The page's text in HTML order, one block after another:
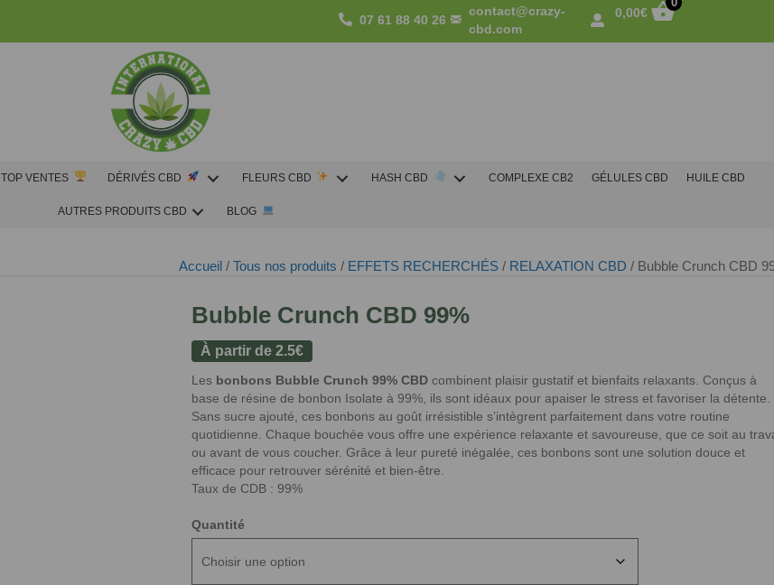
07 61 88 40 26
contact@crazy-
cbd.com
0,00€
TOP VENTES DÉRIVÉS CBD FLEURS CBD HASH CBD COMPLEXE CB2 GÉLULES CBD HUILE CBD
AUTRES PRODUITS CBD BLOG
Accueil / Tous nos produits / EFFETS RECHERCHÉS / RELAXATION CBD / Bubble Crunch CBD
Bubble Crunch CBD 99%
À partir de2.5€
Les bonbons Bubble Crunch 99% CBD combinent plaisir gustatif et bienfaits relaxants. Conçus à
base de résine de bonbon Isolate à 99%, ils sont idéaux pour apaiser le stress et favoriser la détente.
Sans sucre ajouté, ces bonbons au goût irrésistible s’intègrent parfaitement dans votre routine
quotidienne. Chaque bouchée vous offre une expérience relaxante et savoureuse, que ce soit au
ou avant de vous coucher. Grâce à leur pureté inégalée, ces bonbons sont une solution douce et
efficace pour retrouver sérénité et bien-être.
Taux de CDB : 99%
Quantité